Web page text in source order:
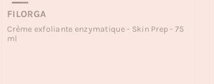
FILORGA
Crème exfoliante enzymatique - Skin Prep - 75
ml